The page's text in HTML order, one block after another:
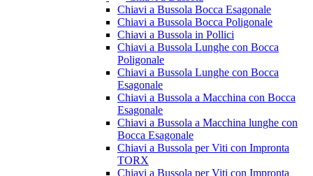
Chiavi a Bussola Bocca Esagonale
Chiavi a Bussola Bocca Poligonale
Chiavi a Bussola in Pollici
Chiavi a Bussola Lunghe con Bocca
Poligonale
Chiavi a Bussola Lunghe con Bocca
Esagonale
Chiavi a Bussola a Macchina con Bocca
Esagonale
Chiavi a Bussola a Macchina lunghe con
Bocca Esagonale
Chiavi a Bussola per Viti con Impronta
TORX
Chiavi a Bussola per Viti con Impronta